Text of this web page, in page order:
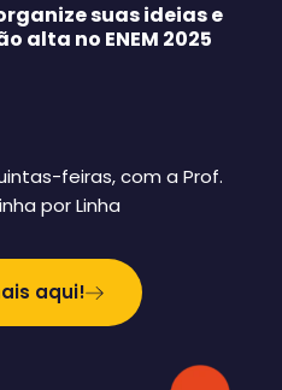
suas ideias e
alta no ENEM 2025
feiras, com a Prof.
por Linha
aqui!